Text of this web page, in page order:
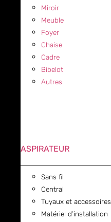
Miroir
Meuble
Foyer
Chaise
Cadre
Bibelot
Autres
ASPIRATEUR
Sans fil
Central
Tuyaux et accessoires
Matériel d’installation